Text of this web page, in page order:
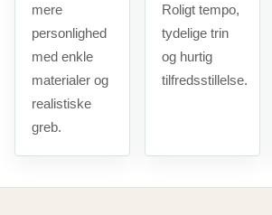
mere
personlighed
med enkle
materialer og
realistiske
greb.
Roligt tempo,
tydelige trin
og hurtig
tilfredsstillelse.